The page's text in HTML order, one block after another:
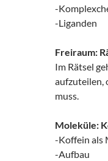
-
-Liganden
Freiraum:
Im Rätsel
aufzuteilen,
muss.
Moleküle:
-Koffein als
-Aufbau